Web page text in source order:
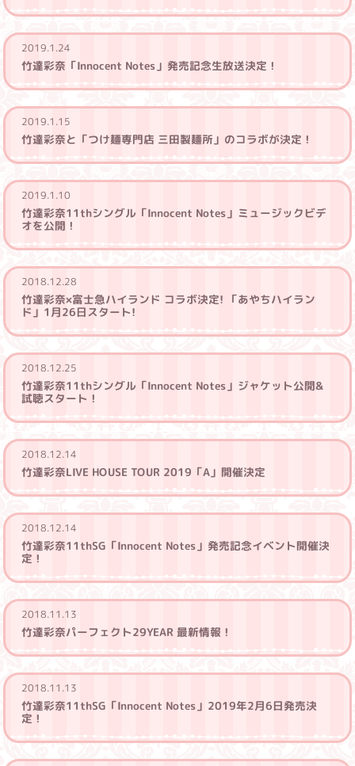
2019.1.24
竹達彩奈「Innocent Notes」発売記念生放送決定！
2019.1.15
竹達彩奈と「つけ麺専門店 三田製麺所」のコラボが決定！
2019.1.10
竹達彩奈11thシングル「Innocent Notes」ミュージックビデ
オを公開！
2018.12.28
竹達彩奈×富士急ハイランド コラボ決定! 「あやちハイラン
ド」1月26日スタート!
2018.12.25
竹達彩奈11thシングル「Innocent Notes」ジャケット公開&
試聴スタート！
2018.12.14
竹達彩奈LIVE HOUSE TOUR 2019「A」開催決定
2018.12.14
竹達彩奈11thSG「Innocent Notes」発売記念イベント開催決
定！
2018.11.13
竹達彩奈パーフェクト29YEAR 最新情報！
2018.11.13
竹達彩奈11thSG「Innocent Notes」2019年2月6日発売決
定！